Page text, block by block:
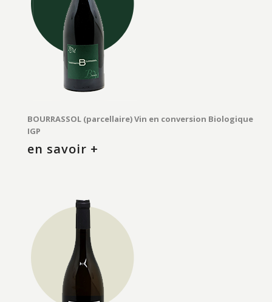
BOURRASSOL (parcellaire) Vin en conversion Biologique
IGP
en savoir +